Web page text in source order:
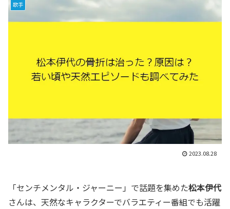
歌手
2023.08.28
「センチメンタル・ジャーニー」で話題を集めた松本伊代
さんは、天然なキャラクターでバラエティー番組でも活躍